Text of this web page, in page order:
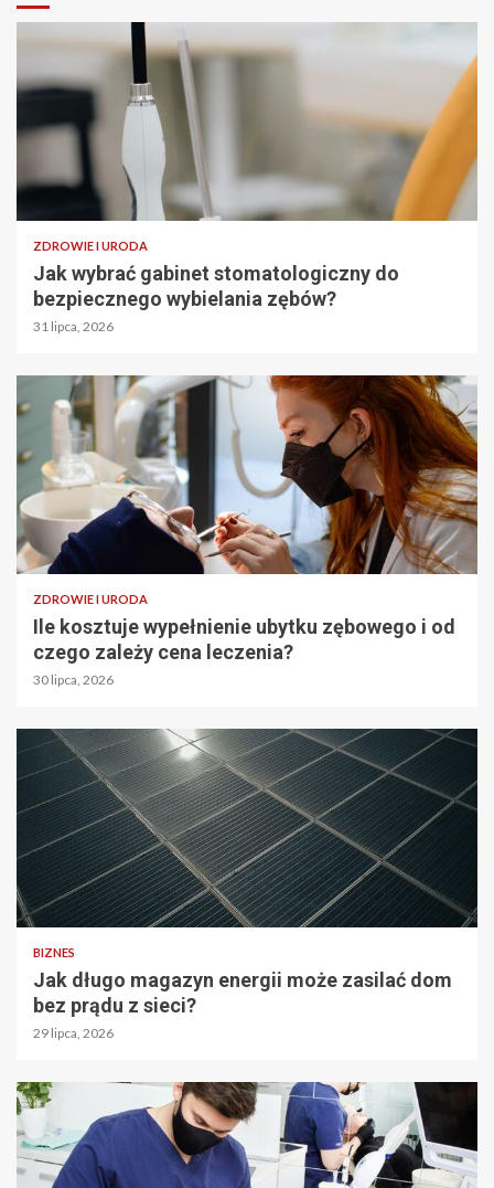
ZDROWIE I URODA
Jak wybrać gabinet stomatologiczny do
bezpiecznego wybielania zębów?
31 lipca, 2026
ZDROWIE I URODA
Ile kosztuje wypełnienie ubytku zębowego i od
czego zależy cena leczenia?
30 lipca, 2026
BIZNES
Jak długo magazyn energii może zasilać dom
bez prądu z sieci?
29 lipca, 2026